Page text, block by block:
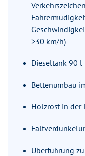
>30 km/h)
Dieseltank 90 l
Bettenumbau
Holzrost in der
Überführung